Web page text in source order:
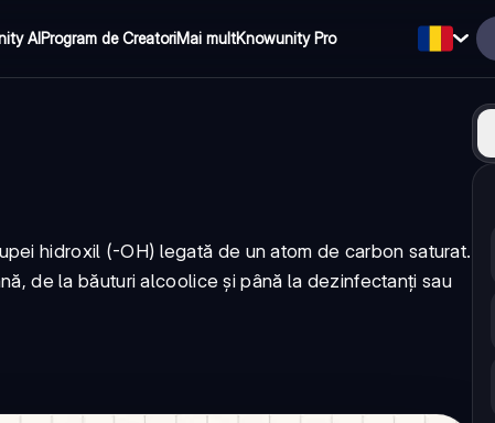
AIProgram de CreatoriMai multKnowunity Pro
hidroxil (-OH) legată de un atom de carbon saturat.
de la băuturi alcoolice și până la dezinfectanți sau